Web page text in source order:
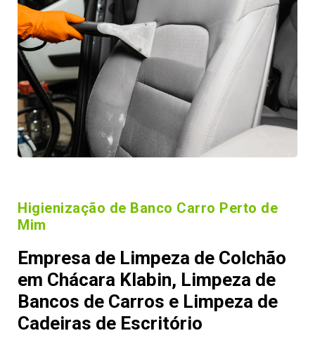
Higienização de Banco Carro Perto de
Mim
Empresa de Limpeza de Colchão
em Chácara Klabin, Limpeza de
Bancos de Carros e Limpeza de
Cadeiras de Escritório